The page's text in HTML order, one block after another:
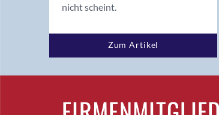
nicht scheint.
Zum Artikel